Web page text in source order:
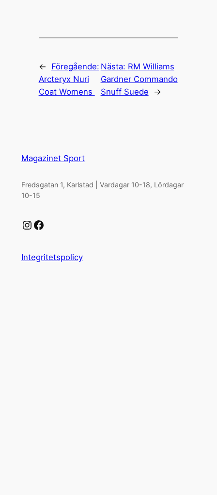
←
Föregående:
Arcteryx Nuri
Coat Womens
Nästa: RM Williams
Gardner Commando
Snuff Suede
→
Magazinet Sport
Fredsgatan 1, Karlstad | Vardagar 10-18, Lördagar
10-15
Instagram Facebook
Integritetspolicy